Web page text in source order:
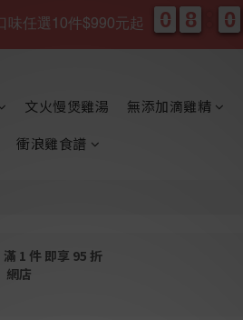
文火慢煲雞湯 無添加滴雞精
衝浪雞食譜
1 件 即享 95 折
網店
味任選10件$990元起 0
0
0
0 8
8
8
8 0
0
0
0